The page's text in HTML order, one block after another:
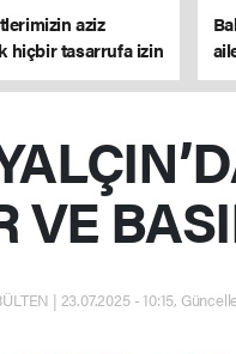
aziz
hiçbir tasarrufa izin
VE
| 23.07.2025 - 10:15,